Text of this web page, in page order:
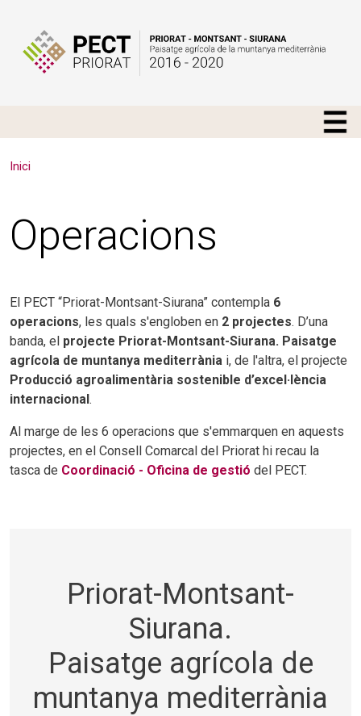
Inici
Operacions
El PECT “Priorat-Montsant-Siurana” contempla 6
operacions, les quals s'engloben en 2 projectes. D’una
banda, el projecte Priorat-Montsant-Siurana. Paisatge
agrícola de muntanya mediterrània i, de l'altra, el projecte
Producció agroalimentària sostenible d’excel·lència
internacional.
Al marge de les 6 operacions que s'emmarquen en aquests
projectes, en el Consell Comarcal del Priorat hi recau la
tasca de Coordinació - Oficina de gestió del PECT.
Priorat-Montsant-
Siurana.
Paisatge agrícola de
muntanya mediterrània